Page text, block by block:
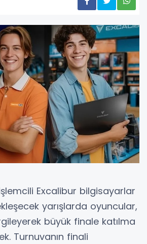
Excalibur bilgisayarlar
yarışlarda oyuncular,
büyük finale katılma
Turnuvanın finali